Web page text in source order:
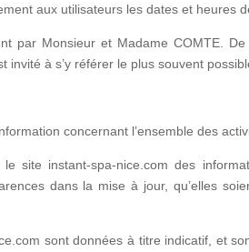
aux utilisateurs les dates et heures
par Monsieur et Madame COMTE.
invité à s’y référer le plus souvent
concernant l’ensemble des
site instant-spa-nice.com des
dans la mise à jour, qu’elles
sont données à titre indicatif, et